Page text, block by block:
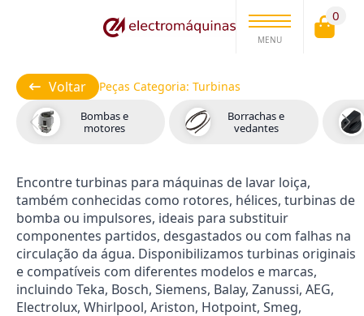
MENU
0
Voltar Peças Categoria:Turbinas
Bombas e
motores
Borrachas e
vedantes
Encontre turbinas para máquinas de lavar loiça,
também conhecidas como rotores, hélices, turbinas de
bomba ou impulsores, ideais para substituir
componentes partidos, desgastados ou com falhas na
circulação da água. Disponibilizamos turbinas originais
e compatíveis com diferentes modelos e marcas,
incluindo Teka, Bosch, Siemens, Balay, Zanussi, AEG,
Electrolux, Whirlpool, Ariston, Hotpoint, Smeg,